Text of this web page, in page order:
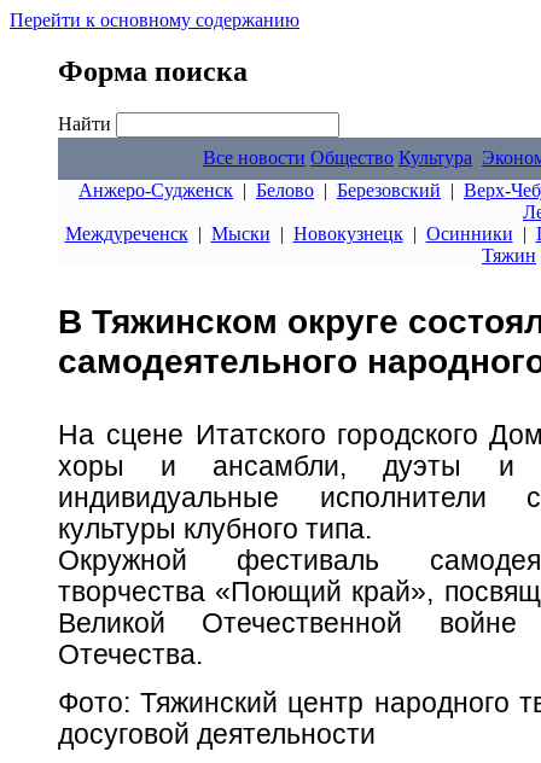
Перейти к основному содержанию
Форма поиска
Найти
Все новости Общество Культура
Анжеро-Судженск | Белово | Березовский | Верх-
Междуреченск| Мыски | Новокузнецк| Осинники |
Тяжин
В Тяжинском округе
самодеятельного
На сцене Итатского городского
хоры и ансамбли, дуэты и
индивидуальные исполнители
культуры клубного типа.
Окружной фестиваль
творчества «Поющий край»,
Великой Отечественной
Отечества.
Фото: Тяжинский центр народного
досуговой деятельности